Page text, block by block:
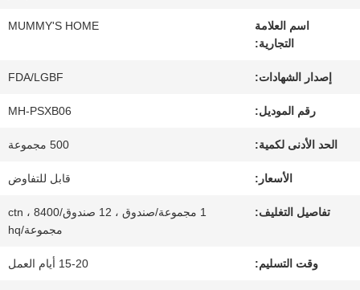
في
المعمل
الجودة
اسم العلامة
التجارية:
MUMMY'S HOME
إصدار الشهادات: FDA/LGBF
رقم الموديل: MH-PSXB06
الحد الأدنى لكمية: 500 مجموعة
الأسعار: قابل للتفاوض
تفاصيل التغليف:
1 مجموعة/صندوق ، 12 صندوق/ctn ، 8400
مجموعة/hq
وقت التسليم: 15-20 أيام العمل